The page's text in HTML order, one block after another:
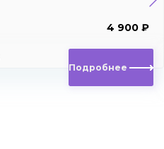
4 900 ₽
Подробнее